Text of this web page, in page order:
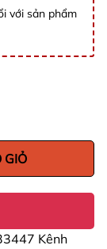
với sản phẩm
GIỎ
Kênh